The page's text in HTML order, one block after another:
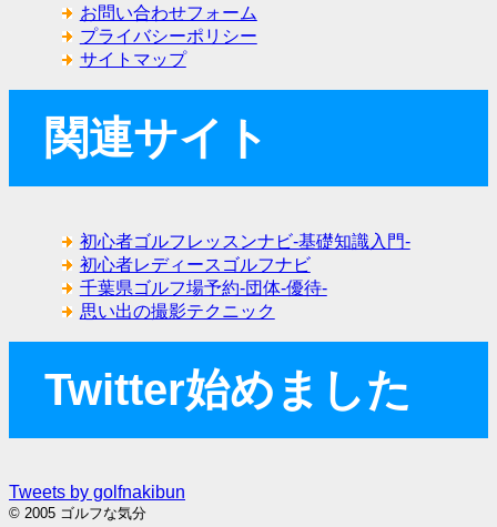
お問い合わせフォーム
プライバシーポリシー
サイトマップ
関連サイト
初心者ゴルフレッスンナビ-基礎知識入門-
初心者レディースゴルフナビ
千葉県ゴルフ場予約-団体-優待-
思い出の撮影テクニック
Twitter始めました
Tweets by golfnakibun
© 2005 ゴルフな気分